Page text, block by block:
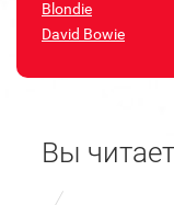
Blondie
David Bowie
Вы